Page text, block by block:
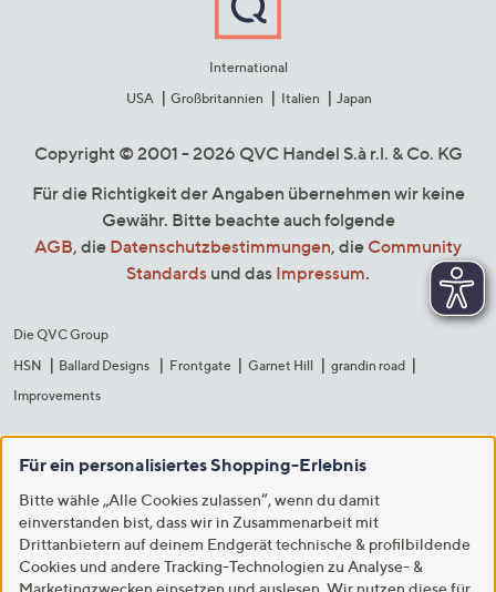
International
USA
Großbritannien Italien Japan
Copyright © 2001 - 2026 QVC Handel S.à r.l. & Co. KG
Für die Richtigkeit der Angaben übernehmen wir keine
Gewähr. Bitte beachte auch folgende
AGB, die Datenschutzbestimmungen, die Community
Standards und das Impressum.
Die QVC Group
HSN
Ballard Designs Frontgate Garnet Hill
grandin road
Improvements
Für ein personalisiertes Shopping-Erlebnis
Bitte wähle „Alle Cookies zulassen“, wenn du damit
einverstanden bist, dass wir in Zusammenarbeit mit
Drittanbietern auf deinem Endgerät technische & profilbildende
Cookies und andere Tracking-Technologien zu Analyse- &
Marketingzwecken einsetzen und auslesen. Wir nutzen diese für